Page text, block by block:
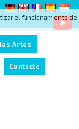
el funcionamiento de
Artes
Contacto